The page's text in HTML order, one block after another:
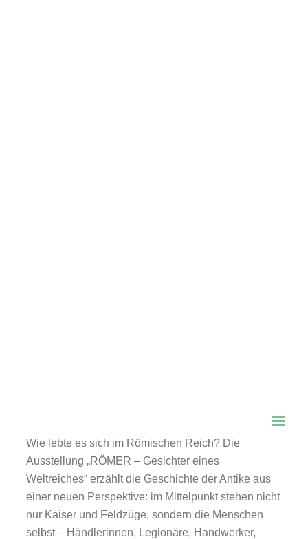
Wie lebte es sich im Römischen Reich? Die
Ausstellung „RÖMER – Gesichter eines
Weltreiches“ erzählt die Geschichte der Antike aus
einer neuen Perspektive: im Mittelpunkt stehen nicht
nur Kaiser und Feldzüge, sondern die Menschen
selbst – Händlerinnen, Legionäre, Handwerker,